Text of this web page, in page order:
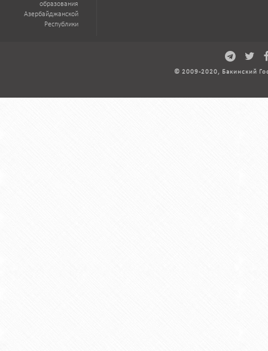
образования
Азербайджанской
Республики
© 2009-2020, Бакинский